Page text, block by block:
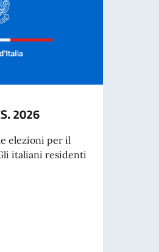
2026
elezioni per il
italiani residenti
2026